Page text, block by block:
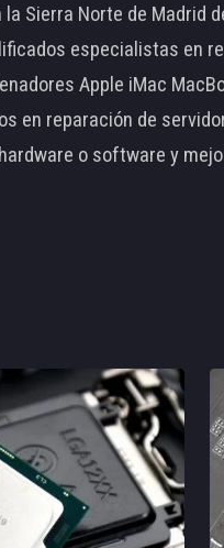
Sierra Norte de Madrid
especialistas en
Apple iMac
en reparación de
o software y